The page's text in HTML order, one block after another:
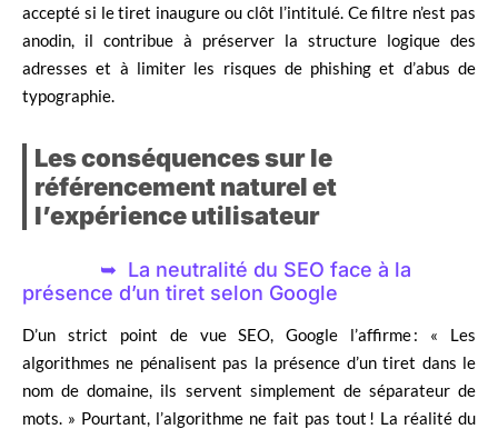
accepté si le tiret inaugure ou clôt l’intitulé. Ce filtre n’est pas
anodin, il contribue à préserver la structure logique des
adresses et à limiter les risques de phishing et d’abus de
typographie.
Les conséquences sur le
référencement naturel et
l’expérience utilisateur
La neutralité du SEO face à la
présence d’un tiret selon Google
D’un strict point de vue SEO, Google l’affirme : « Les
algorithmes ne pénalisent pas la présence d’un tiret dans le
nom de domaine, ils servent simplement de séparateur de
mots. » Pourtant, l’algorithme ne fait pas tout ! La réalité du